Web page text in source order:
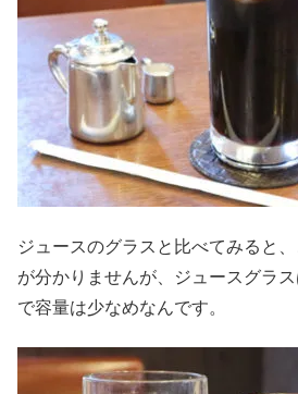
ジュースのグラスと比べてみると
が分かりませんが、ジュースグラ
で容量は少なめなんです。